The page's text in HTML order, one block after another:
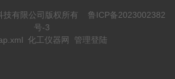
技有限公司版权所有 鲁ICP备2023002382
号-3
化工仪器网 管理登陆